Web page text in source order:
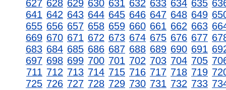
627 628 629 630 631 632 633 634 635
641 642 643 644 645 646 647 648 649
655 656 657 658 659 660 661 662 663
669 670 671 672 673 674 675 676 677
683 684 685 686 687 688 689 690 691
697 698 699 700 701 702 703 704 705
711 712 713 714 715 716 717 718 719
725 726 727 728 729 730 731 732 733